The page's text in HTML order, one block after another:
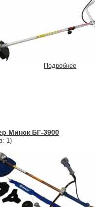
Подробнее
Минск БГ-3900
1)